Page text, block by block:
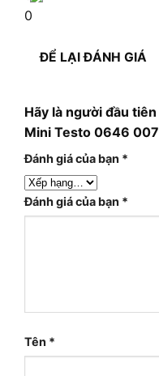
0
ĐỂ LẠI ĐÁNH GIÁ
Hãy là người đầu
Mini Testo 0646
Đánh giá của bạn *
Đánh giá của bạn *
Tên *